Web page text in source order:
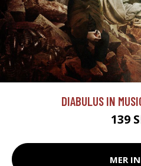
DIABULUS IN
139
MER